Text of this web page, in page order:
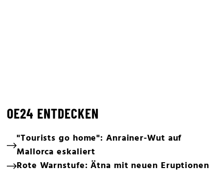
OE24 ENTDECKEN
"Tourists go home": Anrainer-Wut auf
Mallorca eskaliert
Rote Warnstufe: Ätna mit neuen Eruptionen